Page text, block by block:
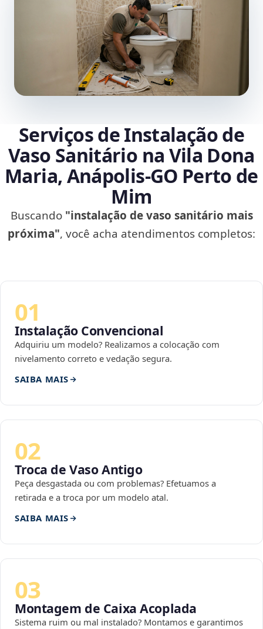
Serviços de Instalação de
Vaso Sanitário na Vila Dona
Maria, Anápolis‑GO Perto de
Mim
Buscando "instalação de vaso sanitário mais
próxima", você acha atendimentos completos:
01
Instalação Convencional
Adquiriu um modelo? Realizamos a colocação com
nivelamento correto e vedação segura.
SAIBA MAIS
02
Troca de Vaso Antigo
Peça desgastada ou com problemas? Efetuamos a
retirada e a troca por um modelo atal.
SAIBA MAIS
03
Montagem de Caixa Acoplada
Sistema ruim ou mal instalado? Montamos e garantimos